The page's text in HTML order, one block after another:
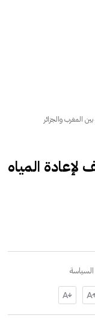
المغرب والجزائر
المياه
السياسة